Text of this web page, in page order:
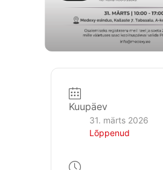
Kuupäev
31. märts 2026
Lõppenud